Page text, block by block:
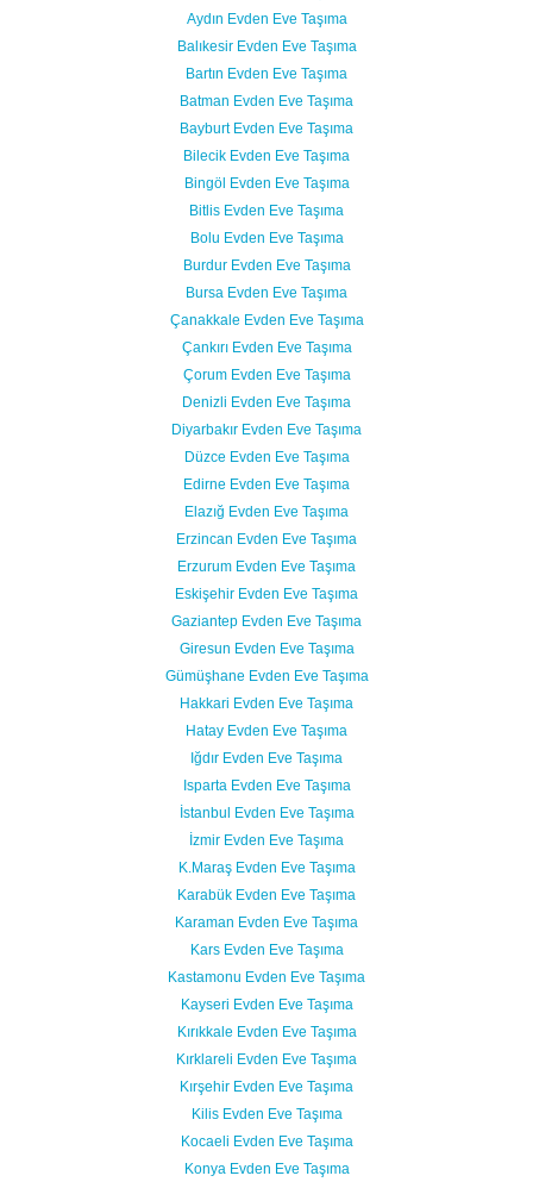
Van
Aydın Evden Eve Taşıma
Balıkesir Evden Eve Taşıma
Bartın Evden Eve Taşıma
Batman Evden Eve Taşıma
Bayburt Evden Eve Taşıma
Bilecik Evden Eve Taşıma
Bingöl Evden Eve Taşıma
Bitlis Evden Eve Taşıma
Bolu Evden Eve Taşıma
Burdur Evden Eve Taşıma
Bursa Evden Eve Taşıma
Çanakkale Evden Eve Taşıma
Çankırı Evden Eve Taşıma
Çorum Evden Eve Taşıma
Denizli Evden Eve Taşıma
Diyarbakır Evden Eve Taşıma
Düzce Evden Eve Taşıma
Edirne Evden Eve Taşıma
Elazığ Evden Eve Taşıma
Erzincan Evden Eve Taşıma
Erzurum Evden Eve Taşıma
Eskişehir Evden Eve Taşıma
Gaziantep Evden Eve Taşıma
Giresun Evden Eve Taşıma
Gümüşhane Evden Eve Taşıma
Hakkari Evden Eve Taşıma
Hatay Evden Eve Taşıma
Iğdır Evden Eve Taşıma
Isparta Evden Eve Taşıma
İstanbul Evden Eve Taşıma
İzmir Evden Eve Taşıma
K.Maraş Evden Eve Taşıma
Karabük Evden Eve Taşıma
Karaman Evden Eve Taşıma
Kars Evden Eve Taşıma
Kastamonu Evden Eve Taşıma
Kayseri Evden Eve Taşıma
Kırıkkale Evden Eve Taşıma
Kırklareli Evden Eve Taşıma
Kırşehir Evden Eve Taşıma
Kilis Evden Eve Taşıma
Kocaeli Evden Eve Taşıma
Konya Evden Eve Taşıma